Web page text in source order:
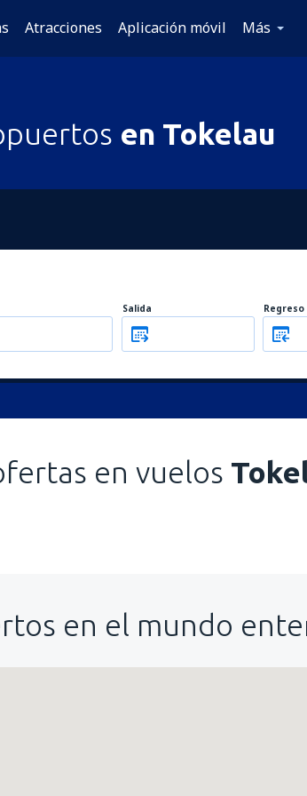
Atracciones Aplicación móvil Más
en Tokelau
Salida Regreso
en vuelos
en el mundo